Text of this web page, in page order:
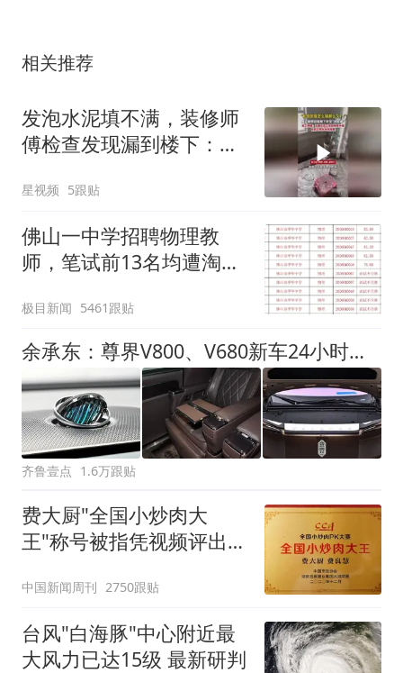
相关推荐
发泡水泥填不满，装修师
傅检查发现漏到楼下：出
星视频 5跟贴
佛山一中学招聘物理教
师，笔试前13名均遭淘
聘，成立调查组全面核查
极目新闻 5461跟贴
余承东：尊界V800、V680新车24小时大定突破3500台
齐鲁壹点 1.6万跟贴
费大厨"全国小炒肉大
王"称号被指凭视频评出
中国新闻周刊 2750跟贴
台风"白海豚"中心附近最
大风力已达15级 最新研判